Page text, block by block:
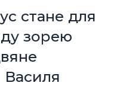
стане для
зорею
Василя